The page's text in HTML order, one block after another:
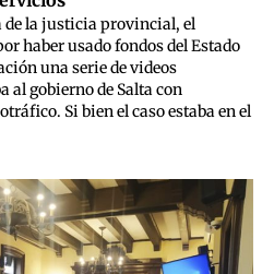
de la justicia provincial, el
haber usado fondos del Estado
una serie de videos
al gobierno de Salta con
Si bien el caso estaba en el